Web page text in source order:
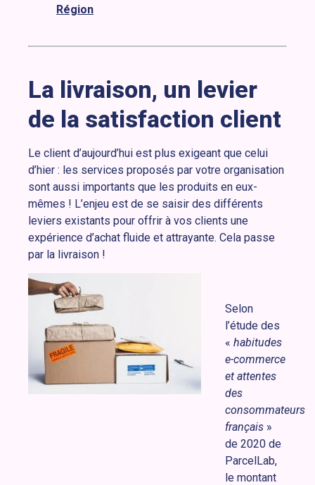
Région
La livraison, un levier
de la satisfaction client
Le client d’aujourd’hui est plus exigeant que celui
d’hier : les services proposés par votre organisation
sont aussi importants que les produits en eux-
mêmes ! L’enjeu est de se saisir des différents
leviers existants pour offrir à vos clients une
expérience d’achat fluide et attrayante. Cela passe
par la livraison !
Selon
l’étude des
« habitudes
e-commerce
et attentes
des
consommateurs
français »
de 2020 de
ParcelLab,
le montant